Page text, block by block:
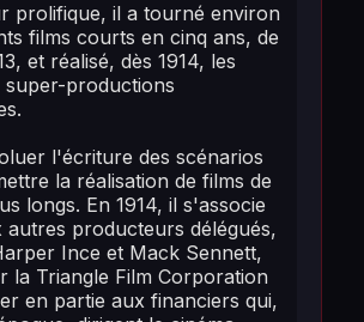
prolifique, il a tourné environ
films courts en cinq ans, de
et réalisé, dès 1914, les
super-productions
l'écriture des scénarios
la réalisation de films de
longs. En 1914, il s'associe
autres producteurs délégués,
Ince et Mack Sennett,
la Triangle Film Corporation
en partie aux financiers qui,